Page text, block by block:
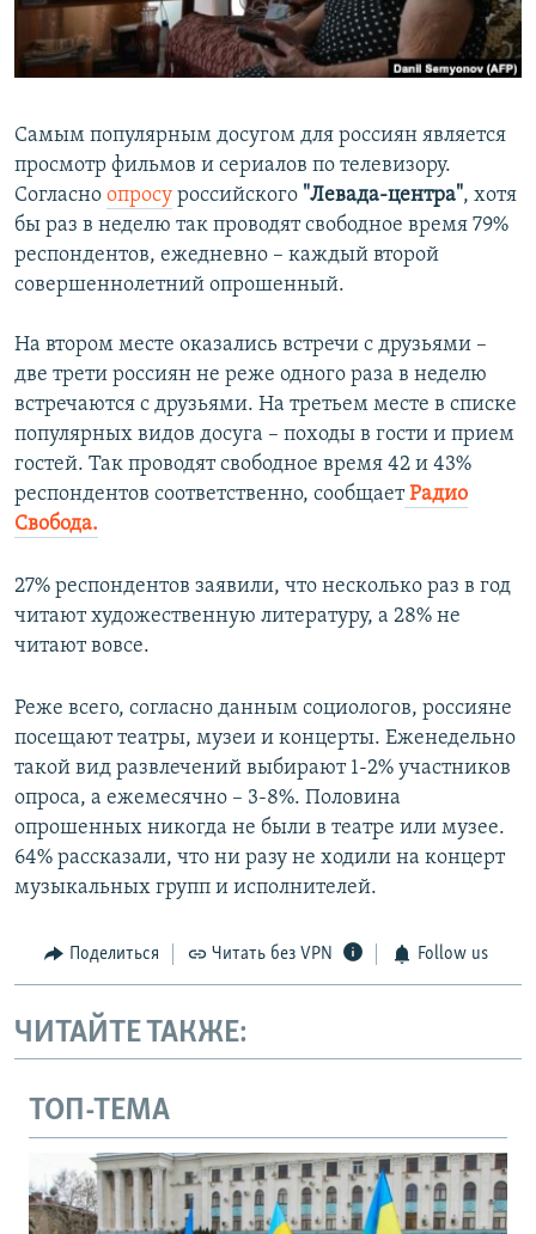
ПОБЕДИТЕЛЕЙ НЕ СУДЯТ?
КРЫМ.НЕПОКОРЕННЫЙ
УКРАИНСКАЯ ПРОБЛЕМА КРЫМА
ПРИСОЕДИНЯЙТЕСЬ!
Все сайты RFE/RL
Самым популярным досугом для россиян является
просмотр фильмов и сериалов по телевизору.
Согласно опросу российского "Левада-центра", хотя
бы раз в неделю так проводят свободное время 79%
респондентов, ежедневно – каждый второй
совершеннолетний опрошенный.
На втором месте оказались встречи с друзьями –
две трети россиян не реже одного раза в неделю
встречаются с друзьями. На третьем месте в списке
популярных видов досуга – походы в гости и прием
гостей. Так проводят свободное время 42 и 43%
респондентов соответственно, сообщает Радио
Свобода.
27% респондентов заявили, что несколько раз в год
читают художественную литературу, а 28% не
читают вовсе.
Реже всего, согласно данным социологов, россияне
посещают театры, музеи и концерты. Еженедельно
такой вид развлечений выбирают 1-2% участников
опроса, а ежемесячно – 3-8%. Половина
опрошенных никогда не были в театре или музее.
64% рассказали, что ни разу не ходили на концерт
музыкальных групп и исполнителей.
Поделиться Читать без VPN Follow us
ЧИТАЙТЕ ТАКЖЕ:
ТОП-ТЕМА